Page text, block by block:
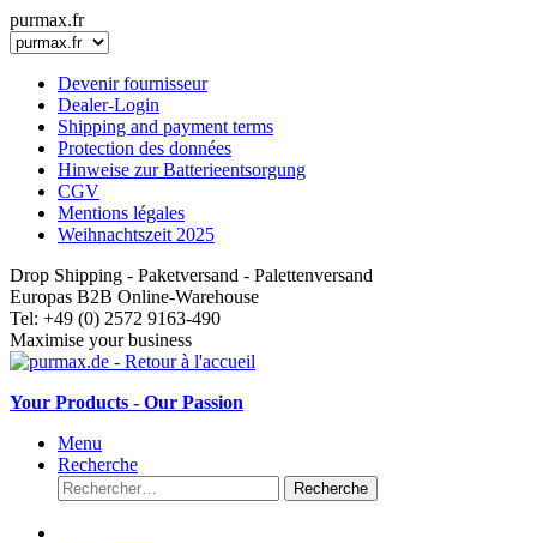
purmax.fr
Devenir fournisseur
Dealer-Login
Shipping and payment terms
Protection des données
Hinweise zur Batterieentsorgung
CGV
Mentions légales
Weihnachtszeit 2025
Drop Shipping - Paketversand - Palettenversand
Europas B2B Online-Warehouse
Tel: +49 (0) 2572 9163-490
Maximise your business
Your Products - Our Passion
Menu
Recherche
Recherche